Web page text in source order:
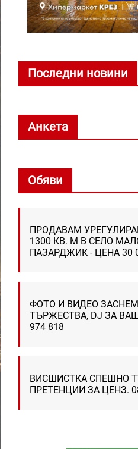
Последни новини
Анкета
Обяви
ПРОДАВАМ
1300 КВ. М В СЕЛО
ПАЗАРДЖИК - ЦЕНА 30
ФОТО И ВИДЕО
ТЪРЖЕСТВА, DJ ЗА
974 818
ВИСШИСТКА СПЕШНО
ПРЕТЕНЦИИ ЗА ЦЕНЗ.